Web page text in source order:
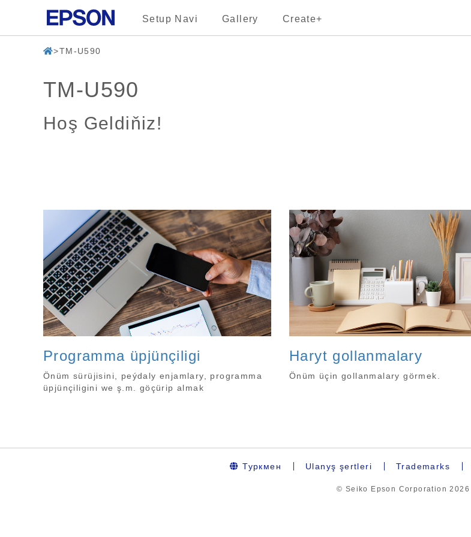
Setup Navi Gallery Create+
TM-U590
TM-U590
Hoş Geldiňiz!
Programma üpjünçiligi
Önüm sürüjisini, peýdaly enjamlary, programma
üpjünçiligini we ş.m. göçürip almak
Haryt gollanmalary
Önüm üçin gollanmalary görmek.
Туркмен Ulanyş şertleri Trademarks
© Seiko Epson Corporation2026